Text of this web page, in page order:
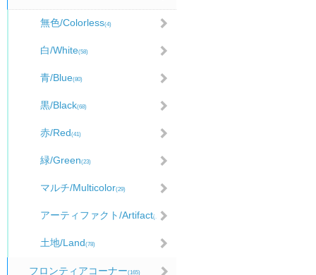
無色/Colorless(4)
白/White(58)
青/Blue(80)
黒/Black(68)
赤/Red(41)
緑/Green(23)
マルチ/Multicolor(29)
アーティファクト/Artifact(98)
土地/Land(78)
フロンティアコーナー(165)